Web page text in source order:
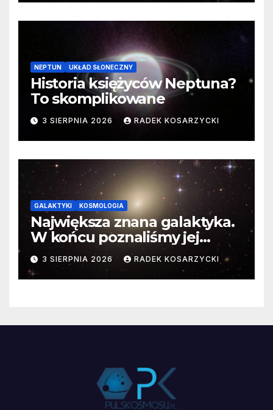
NEPTUN UKŁAD SŁONECZNY
Historia księżyców Neptuna?
To skomplikowane
3 SIERPNIA 2026 RADEK KOSARZYCKI
GALAKTYKI KOSMOLOGIA
Największa znana galaktyka.
W końcu poznaliśmy jej
faktyczne wymiary
3 SIERPNIA 2026 RADEK KOSARZYCKI